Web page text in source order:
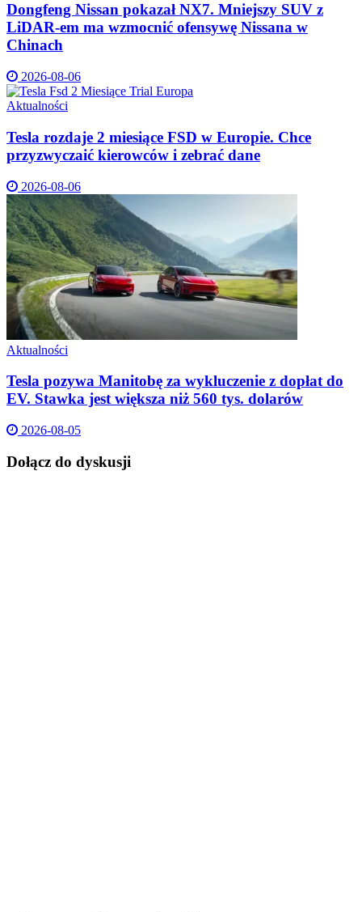
Dongfeng Nissan pokazał NX7. Mniejszy SUV z
LiDAR-em ma wzmocnić ofensywę Nissana w
Chinach
2026-08-06
Aktualności
Tesla rozdaje 2 miesiące FSD w Europie. Chce
przyzwyczaić kierowców i zebrać dane
2026-08-06
Aktualności
Tesla pozywa Manitobę za wykluczenie z dopłat do
EV. Stawka jest większa niż 560 tys. dolarów
2026-08-05
Dołącz do dyskusji